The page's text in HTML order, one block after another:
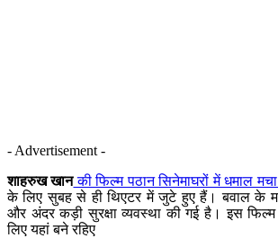
- Advertisement -
शाहरुख खानकी फिल्म पठान सिनेमाघरों में धमाल मचा
के लिए सुबह से ही थिएटर में जुटे हुए हैं। बवाल के
और अंदर कड़ी सुरक्षा व्यवस्था की गई है। इस
लिए यहां बने रहिए